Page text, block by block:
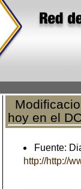
hoy en el
Fuente:
http://http://